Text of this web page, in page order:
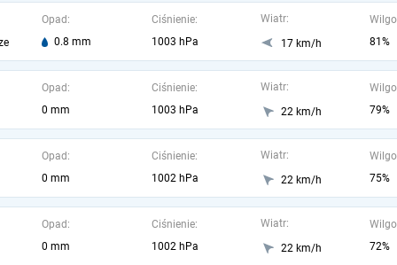
Opad:
0.8 mm
Ciśnienie:
1003 hPa
Wiatr:
17 km/h
81%
Opad:
0 mm
Ciśnienie:
1003 hPa
Wiatr:
22 km/h
79%
Opad:
0 mm
Ciśnienie:
1002 hPa
Wiatr:
22 km/h
75%
Opad:
0 mm
Ciśnienie:
1002 hPa
Wiatr:
22 km/h
72%